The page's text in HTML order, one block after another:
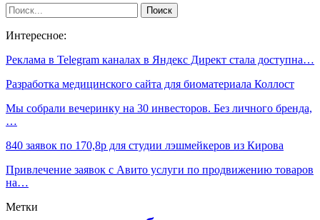
Интересное:
Реклама в Telegram каналах в Яндекс Директ стала доступна…
Разработка медицинского сайта для биоматериала Коллост
Мы собрали вечеринку на 30 инвесторов. Без личного бренда,
…
840 заявок по 170,8р для студии лэшмейкеров из Кирова
Привлечение заявок с Авито услуги по продвижению товаров
на…
Метки